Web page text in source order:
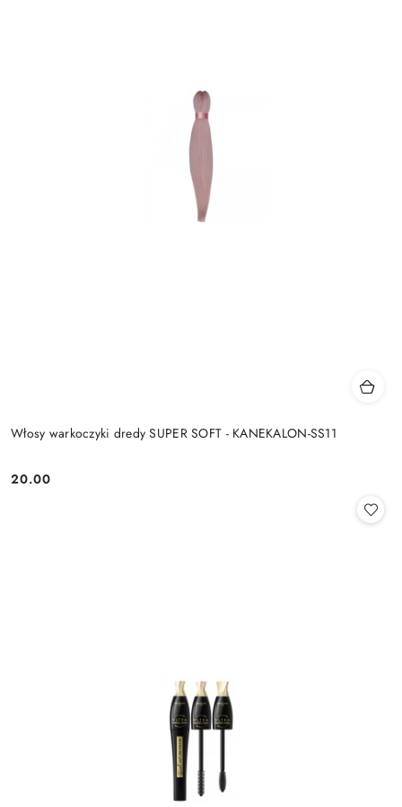
Włosy warkoczyki dredy SUPER SOFT - KANEKALON-SS11
Cena:
20.00